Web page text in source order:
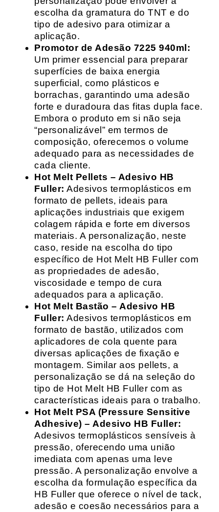
escolha da gramatura do TNT e do
tipo de adesivo para otimizar a
aplicação.
Promotor de Adesão 7225 940ml:
Um primer essencial para preparar
superfícies de baixa energia
superficial, como plásticos e
borrachas, garantindo uma adesão
forte e duradoura das fitas dupla face.
Embora o produto em si não seja
“personalizável” em termos de
composição, oferecemos o volume
adequado para as necessidades de
cada cliente.
Hot Melt Pellets – Adesivo HB
Fuller: Adesivos termoplásticos em
formato de pellets, ideais para
aplicações industriais que exigem
colagem rápida e forte em diversos
materiais. A personalização, neste
caso, reside na escolha do tipo
específico de Hot Melt HB Fuller com
as propriedades de adesão,
viscosidade e tempo de cura
adequados para a aplicação.
Hot Melt Bastão – Adesivo HB
Fuller: Adesivos termoplásticos em
formato de bastão, utilizados com
aplicadores de cola quente para
diversas aplicações de fixação e
montagem. Similar aos pellets, a
personalização se dá na seleção do
tipo de Hot Melt HB Fuller com as
características ideais para o trabalho.
Hot Melt PSA (Pressure Sensitive
Adhesive) – Adesivo HB Fuller:
Adesivos termoplásticos sensíveis à
pressão, oferecendo uma união
imediata com apenas uma leve
pressão. A personalização envolve a
escolha da formulação específica da
HB Fuller que oferece o nível de tack,
adesão e coesão necessários para a